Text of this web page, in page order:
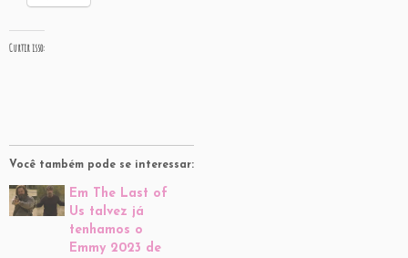
Curtir isso:
Você também pode se interessar:
Em The Last of
Us talvez já
tenhamos o
Emmy 2023 de